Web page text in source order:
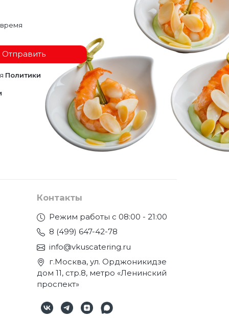
Отправить
Политики
Контакты
Режим работы с 08:00 - 21:00
8 (499) 647-42-78
info@vkuscatering.ru
г.Москва, ул. Орджоникидзе
дом 11, стр.8, метро «Ленинский
проспект»